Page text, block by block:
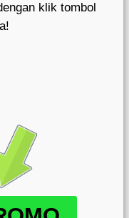
klik tombol